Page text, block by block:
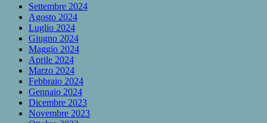
Settembre 2024
Agosto 2024
Luglio 2024
Giugno 2024
Maggio 2024
Aprile 2024
Marzo 2024
Febbraio 2024
Gennaio 2024
Dicembre 2023
Novembre 2023